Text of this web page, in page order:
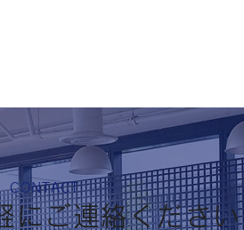
CONTACT
にご連絡ください